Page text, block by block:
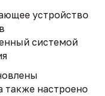
устройство
системой
также настроено